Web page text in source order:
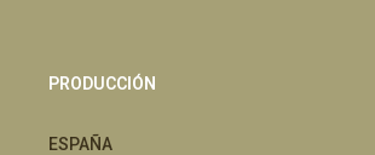
PRODUCCIÓN
ESPAÑA